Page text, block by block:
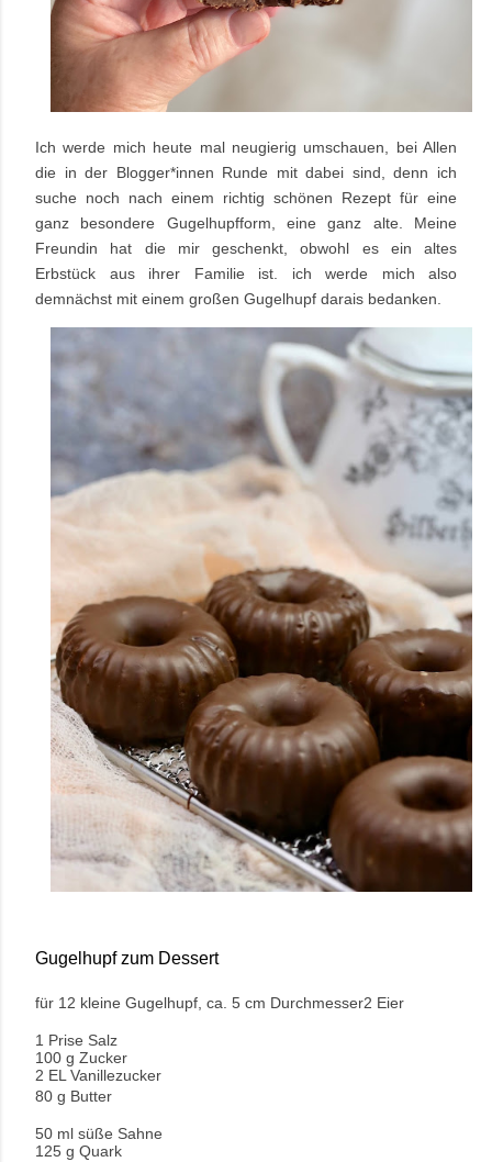
Ich werde mich heute mal neugierig umschauen, bei Allen
die in der Blogger*innen Runde mit dabei sind, denn ich
suche noch nach einem richtig schönen Rezept für eine
ganz besondere Gugelhupfform, eine ganz alte. Meine
Freundin hat die mir geschenkt, obwohl es ein altes
Erbstück aus ihrer Familie ist. ich werde mich also
demnächst mit einem großen Gugelhupf darais bedanken.
Gugelhupf zum Dessert
für 12 kleine Gugelhupf, ca. 5 cm Durchmesser2 Eier
1 Prise Salz
100 g Zucker
2 EL Vanillezucker
80 g Butter
50 ml süße Sahne
125 g Quark